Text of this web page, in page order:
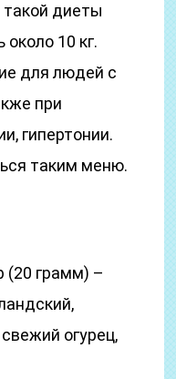
диеты
10 кг.
для людей с
при
гипертонии.
таким меню.
(20 грамм) –
огурец,